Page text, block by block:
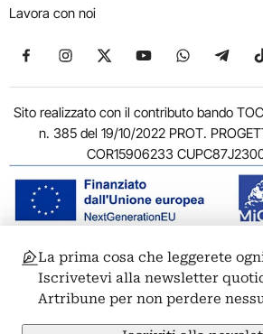
Lavora con noi
Seguici su Facebook
Seguici su Instagram
Seguici su X
Seguici suSeguici su
Sito realizzato con il contributo bando
n. 385 del 19/10/2022 PROT.
COR15906233
© 2011-2026 ARTRIBUNE srl – Corso
00186 Roma - P.I. 11381581005
Privacy: Responsabile della protezione dei
ARTRIBUNE srl – Corso Vittorio Emanuele
La prima cosa che leggerete
Iscrivetevi alla newsletter
Artribune per non perdere